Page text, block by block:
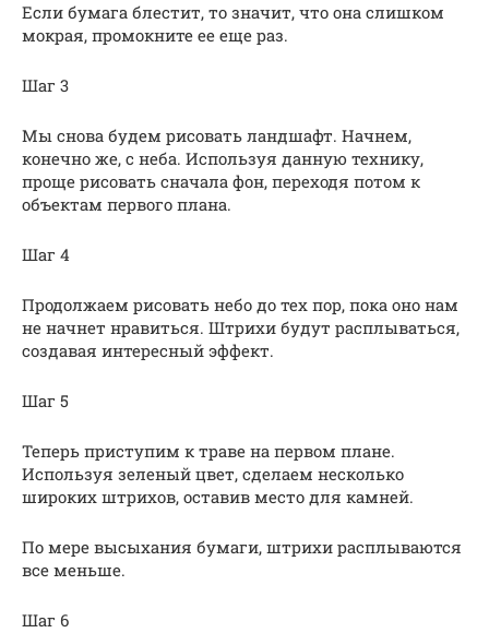
Если бумага блестит, то значит, что она слишком
мокрая, промокните ее еще раз.
Шаг 3
Мы снова будем рисовать ландшафт. Начнем,
конечно же, с неба. Используя данную технику,
проще рисовать сначала фон, переходя потом к
объектам первого плана.
Шаг 4
Продолжаем рисовать небо до тех пор, пока оно нам
не начнет нравиться. Штрихи будут расплываться,
создавая интересный эффект.
Шаг 5
Теперь приступим к траве на первом плане.
Используя зеленый цвет, сделаем несколько
широких штрихов, оставив место для камней.
По мере высыхания бумаги, штрихи расплываются
все меньше.
Шаг 6